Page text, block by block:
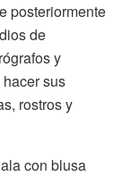
posteriormente
de
y
sus
rostros y
con blusa